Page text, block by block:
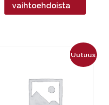
vaihtoehdoista
Uutuus
muunnelma.